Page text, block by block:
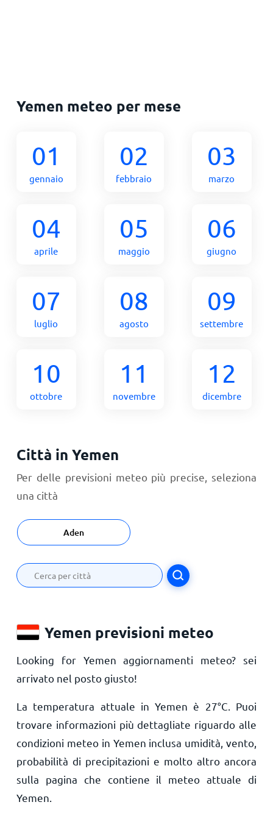
Yemen meteo per mese
01
gennaio
02
febbraio
03
marzo
04
aprile
05
maggio
06
giugno
07
luglio
08
agosto
09
settembre
10
ottobre
11
novembre
12
dicembre
Città in Yemen
Per delle previsioni meteo più precise, seleziona
una città
Aden
Yemen previsioni meteo
Looking for Yemen aggiornamenti meteo? sei
arrivato nel posto giusto!
La temperatura attuale in Yemen è 27°C . Puoi
trovare informazioni più dettagliate riguardo alle
condizioni meteo in Yemen inclusa umidità, vento,
probabilità di precipitazioni e molto altro ancora
sulla pagina che contiene il meteo attuale di
Yemen.